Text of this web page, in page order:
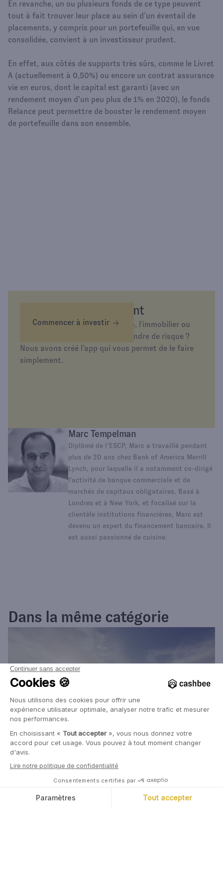
En revanche, un ou plusieurs fonds de ce type peuvent
tout à fait trouver leur place au sein d’un éventail de
placements, y compris pour un portefeuille qui, en vue
consolidée, convient à un investisseur prudent.
En effet, aux côtés de supports très sûrs, comme le Livret
A (actuellement à 0,50%) ou encore un contrat assurance
vie en euros, dont le capital est garanti (avec un
rendement moyen d’un peu plus de 1% en 2020), le fonds
Relance peut permettre de booster le rendement moyen
de portefeuille dans son ensemble.
Épargnez différemment
Envie d’investir dans l’or, la tech, l'immobilier ou
simplement d’épargner sans prendre de risque ?
Nous avons créé l’app qui vous permet de le faire
simplement.
Commencer à investir
Marc Tempelman
Diplômé de l’ESCP, Marc a travaillé pendant
plus de 20 ans chez Bank of America Merrill
Lynch, pour laquelle il a notamment co-dirigé
l’activité de banque commerciale et de
marchés de capitaux obligataires. Basé à
Londres et à New York, et focalisé sur la
clientèle institutions financières, Marc est
devenu un expert du financement bancaire. Il
est aussi passionné de cuisine.
Dans la même catégorie
22 Juin, 2026
Que coûte une canicule en juin ?
nous nous sommes posés la question de l'impact économique
d'une canicule. Il est significatif, d'autant plus que celle-ci a lieu